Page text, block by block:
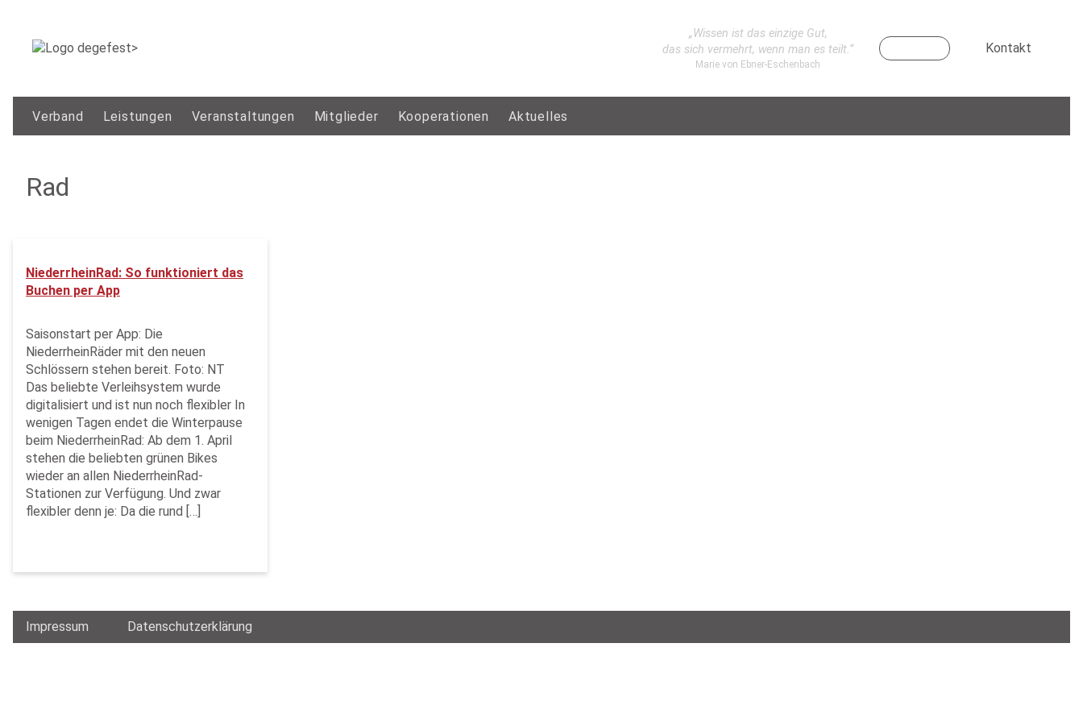
„Wissen ist das einzige Gut,
das sich vermehrt, wenn man es teilt.“
Marie von Ebner-Eschenbach
Kontakt
Verband Leistungen Veranstaltungen Mitglieder Kooperationen Aktuelles
Rad
NiederrheinRad: So funktioniert das
Buchen per App
Saisonstart per App: Die
NiederrheinRäder mit den neuen
Schlössern stehen bereit. Foto: NT
Das beliebte Verleihsystem wurde
digitalisiert und ist nun noch flexibler In
wenigen Tagen endet die Winterpause
beim NiederrheinRad: Ab dem 1. April
stehen die beliebten grünen Bikes
wieder an allen NiederrheinRad-
Stationen zur Verfügung. Und zwar
flexibler denn je: Da die rund […]
Impressum Datenschutzerklärung